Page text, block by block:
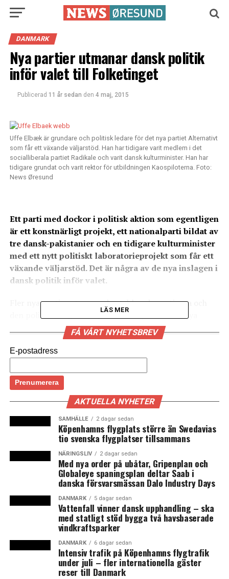
DANMARK
Nya partier utmanar dansk politik
inför valet till Folketinget
Publicerad 11 år sedan den 4 maj, 2015
Uffe Elbæk är grundare och politisk ledare för det nya partiet Alternativt
som får ett växande väljarstöd. Han har tidigare varit medlem i det
socialliberala partiet Radikale och varit dansk kulturminister. Han har
tidigare grundat och varit rektor för utbildningen Kaospiloterna. Foto:
News Øresund
Ett parti med dockor i politisk aktion som egentligen
är ett konstnärligt projekt, ett nationalparti bildat av
tre dansk-pakistanier och en tidigare kulturminister
med ett nytt politiskt laboratorieprojekt som får ett
växande väljarstöd. Det är några av de nya inslagen i
dansk politik inför valet.
Fler nya partier utmanar de etablerade partierna och
den politiska dagordningen i dansk politik. Det nya
partiet Alternativet startades av den tidigare
kulturministern och tidigare medlemmen i det
socialliberala partiet Radikale Uffe Elbæk. Alternativet
fokuserar på det de kallar klimatkrisen, empatikrisen
och systemkrisen och utvecklar politiska
handlingsprogram genom politiska laboratorier.
Enligt en opinionsmätning som Megafon gjorde åt
Politiken och TV2 i förra veckan klarar Alternativet
precis den danska spärrgränsen på 2,0 procent för att
komma in i Folketinget.
– Jag ser mycket fram mot valet och det blir spännande
att se om vi lyckas sätta en markant annorlunda
dagordning. Det finns verkligen ett behov för det och vi
vill göra allt för att sätta fokus på konkreta
lösningsförslag samt de tre i våra ögon allvarliga
utmaningar som Danmark står inför, säger Uffe Elbæk i
ett pressmeddelande tidigare i april när partiet
förklarade sig klar till valkamp.
LÄS MER
FÅ VÅRT NYHETSBREV
E-postadress
AKTUELLA NYHETER
SAMHÄLLE 2 dagar sedan
Köpenhamns flygplats större än Swedavias
tio svenska flygplatser tillsammans
NÄRINGSLIV 2 dagar sedan
Med nya order på ubåtar, Gripenplan och
Globaleye spaningsplan deltar Saab i
danska försvarsmässan Dalo Industry Days
DANMARK 5 dagar sedan
Vattenfall vinner dansk upphandling – ska
med statligt stöd bygga två havsbaserade
vindkraftsparker
DANMARK 6 dagar sedan
Intensiv trafik på Köpenhamns flygtrafik
under juli – fler internationella gäster
reser till Danmark